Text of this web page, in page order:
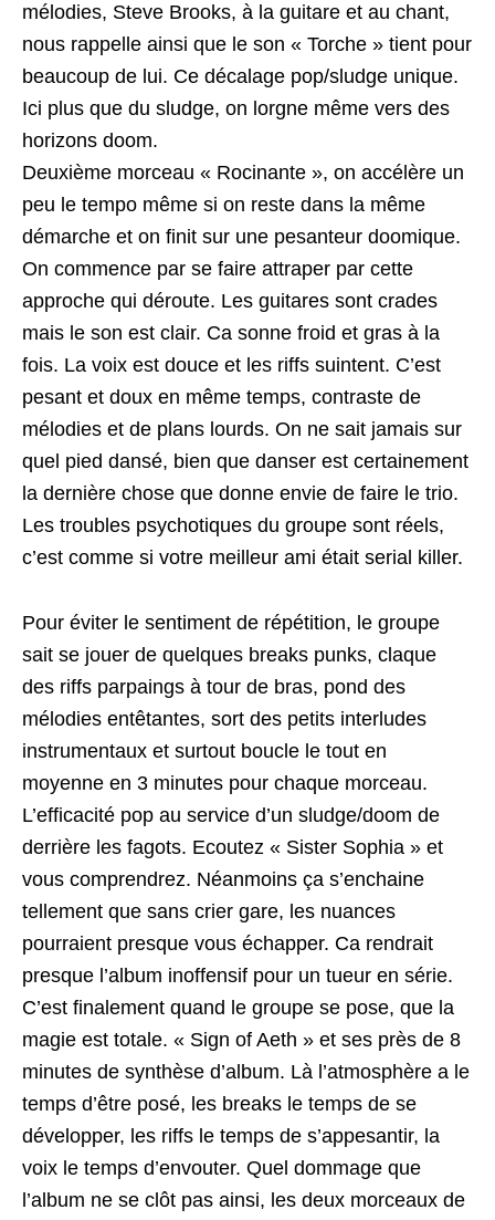
mélodies, Steve Brooks, à la guitare et au chant,
nous rappelle ainsi que le son « Torche » tient pour
beaucoup de lui. Ce décalage pop/sludge unique.
Ici plus que du sludge, on lorgne même vers des
horizons doom.
Deuxième morceau « Rocinante », on accélère un
peu le tempo même si on reste dans la même
démarche et on finit sur une pesanteur doomique.
On commence par se faire attraper par cette
approche qui déroute. Les guitares sont crades
mais le son est clair. Ca sonne froid et gras à la
fois. La voix est douce et les riffs suintent. C’est
pesant et doux en même temps, contraste de
mélodies et de plans lourds. On ne sait jamais sur
quel pied dansé, bien que danser est certainement
la dernière chose que donne envie de faire le trio.
Les troubles psychotiques du groupe sont réels,
c’est comme si votre meilleur ami était serial killer.
Pour éviter le sentiment de répétition, le groupe
sait se jouer de quelques breaks punks, claque
des riffs parpaings à tour de bras, pond des
mélodies entêtantes, sort des petits interludes
instrumentaux et surtout boucle le tout en
moyenne en 3 minutes pour chaque morceau.
L’efficacité pop au service d’un sludge/doom de
derrière les fagots. Ecoutez « Sister Sophia » et
vous comprendrez. Néanmoins ça s’enchaine
tellement que sans crier gare, les nuances
pourraient presque vous échapper. Ca rendrait
presque l’album inoffensif pour un tueur en série.
C’est finalement quand le groupe se pose, que la
magie est totale. « Sign of Aeth » et ses près de 8
minutes de synthèse d’album. Là l’atmosphère a le
temps d’être posé, les breaks le temps de se
développer, les riffs le temps de s’appesantir, la
voix le temps d’envouter. Quel dommage que
l’album ne se clôt pas ainsi, les deux morceaux de